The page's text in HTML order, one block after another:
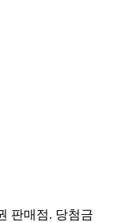
판매점. 당첨금